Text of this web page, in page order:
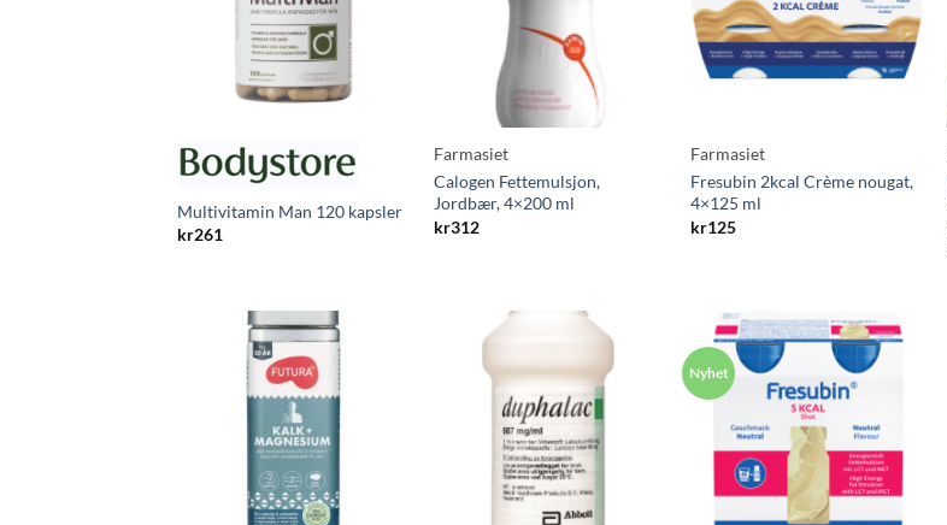
Multivitamin Man 120 kapsler
kr261
Farmasiet
Calogen Fettemulsjon,
Jordbær, 4×200 ml
kr312
Farmasiet
Fresubin 2kcal Crème nougat,
4×125 ml
kr125